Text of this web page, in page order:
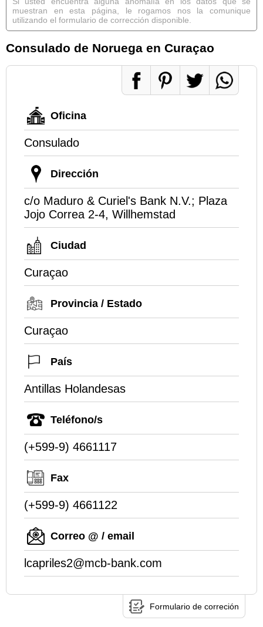
muestran en esta página, le rogamos nos la comunique
utilizando el formulario de corrección disponible.
Consulado de Noruega en Curaçao
Oficina
Consulado
Dirección
c/o Maduro & Curiel's Bank N.V.; Plaza
Jojo Correa 2-4, Willhemstad
Ciudad
Curaçao
Provincia / Estado
Curaçao
País
Antillas Holandesas
Teléfono/s
(+599-9) 4661117
Fax
(+599-9) 4661122
Correo @ / email
lcapriles2@mcb-bank.com
Formulario de correción